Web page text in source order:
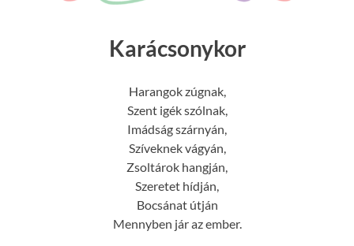
Karácsonykor
Harangok zúgnak,
Szent igék szólnak,
Imádság szárnyán,
Szíveknek vágyán,
Zsoltárok hangján,
Szeretet hídján,
Bocsánat útján
Mennyben jár az ember.